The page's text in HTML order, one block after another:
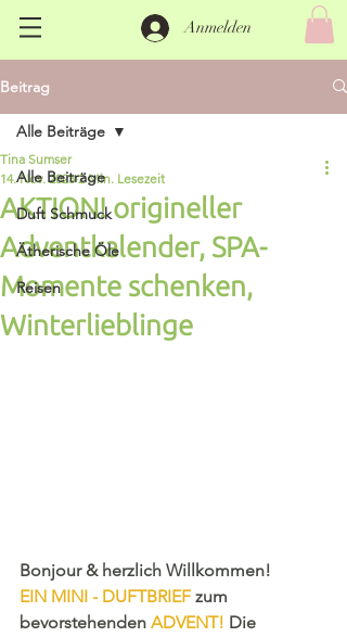
Anmelden
Beitrag
Alle Beiträge
Duft Schmuck
Ätherische Öle
Reisen
Alle Beiträge
AKTION! origineller
Adventkalender, SPA-
Momente schenken,
Winterlieblinge
Tina Sumser
14. Nov. 2023 2 Min. Lesezeit
Bonjour & herzlich Willkommen!
EIN MINI - DUFTBRIEF zum
bevorstehenden ADVENT! Die